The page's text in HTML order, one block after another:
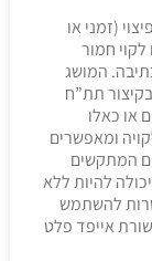
(זמני או
חמור
המושג
תת”ח
או כאלו
ומאפשרים
המתקשים
להיות ללא
להשתמש
אייפד פלט